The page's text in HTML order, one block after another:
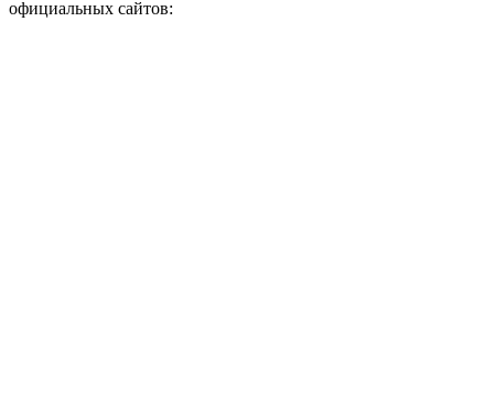
официальных сайтов: